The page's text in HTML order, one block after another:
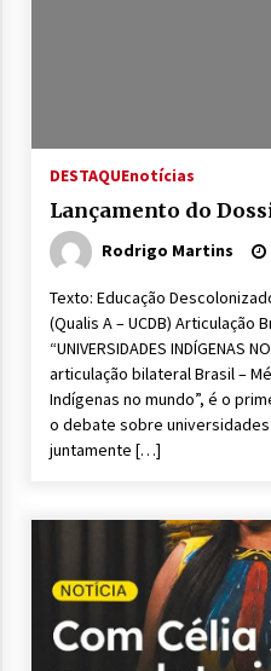
DESTAQUEnotícias
Lançamento do
Rodrigo Martins
Texto: Educação
(Qualis A – UCDB) Articulação
“UNIVERSIDADES INDÍGENAS
articulação bilateral Brasil –
Indígenas no mundo”, é o
o debate sobre universidades
juntamente […]